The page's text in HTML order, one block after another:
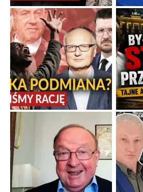
Gorzka pigułka od politycznego emeryta
Twierdzenie, że istnieje coś takiego jak
przypomina stwierdzenie, że można być
Popularne